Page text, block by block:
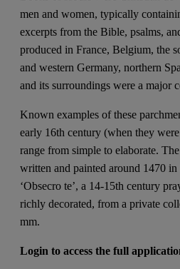
men and women, typically
excerpts from the Bible, psalms,
produced in France, Belgium, the
and western Germany, northern
and its surroundings were a major
Known examples of these
early 16th century (when they
range from simple to elaborate.
written and painted around 1470
‘Obsecro te’, a 14-15th century
richly decorated, from a private
mm.
Login to access the full